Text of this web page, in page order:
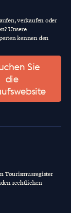
verkaufen oder
Unsere
kennen den
Sie
die
Tourismusregister
rechtlichen